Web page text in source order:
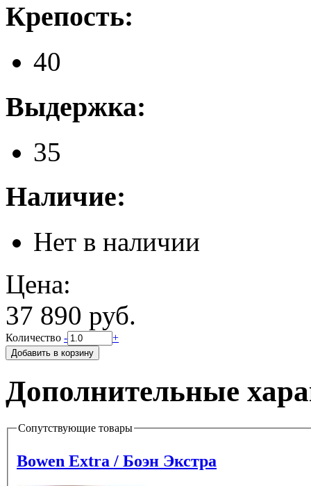
Крепость:
40
Выдержка:
35
Наличие:
Нет в наличии
Цена:
37 890 руб.
Количество - +
Дополнительные
Сопутствующие товары
Bowen Extra / Боэн Экстра